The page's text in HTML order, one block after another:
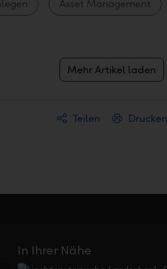
Asset Management
Mehr Artikel laden
Teilen Drucken
In Ihrer Nähe